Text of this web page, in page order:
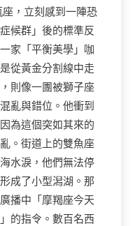
座，立刻感到一陣恐
候群」後的標準反
家「平衡美學」咖
從黃金分割線中走
則像一團被獅子座
亂與錯位。他衝到
為這個突如其來的
。街道上的雙魚座
水淚，他們無法停
成了小型潟湖。那
播中「摩羯座今天
的指令。數百名西